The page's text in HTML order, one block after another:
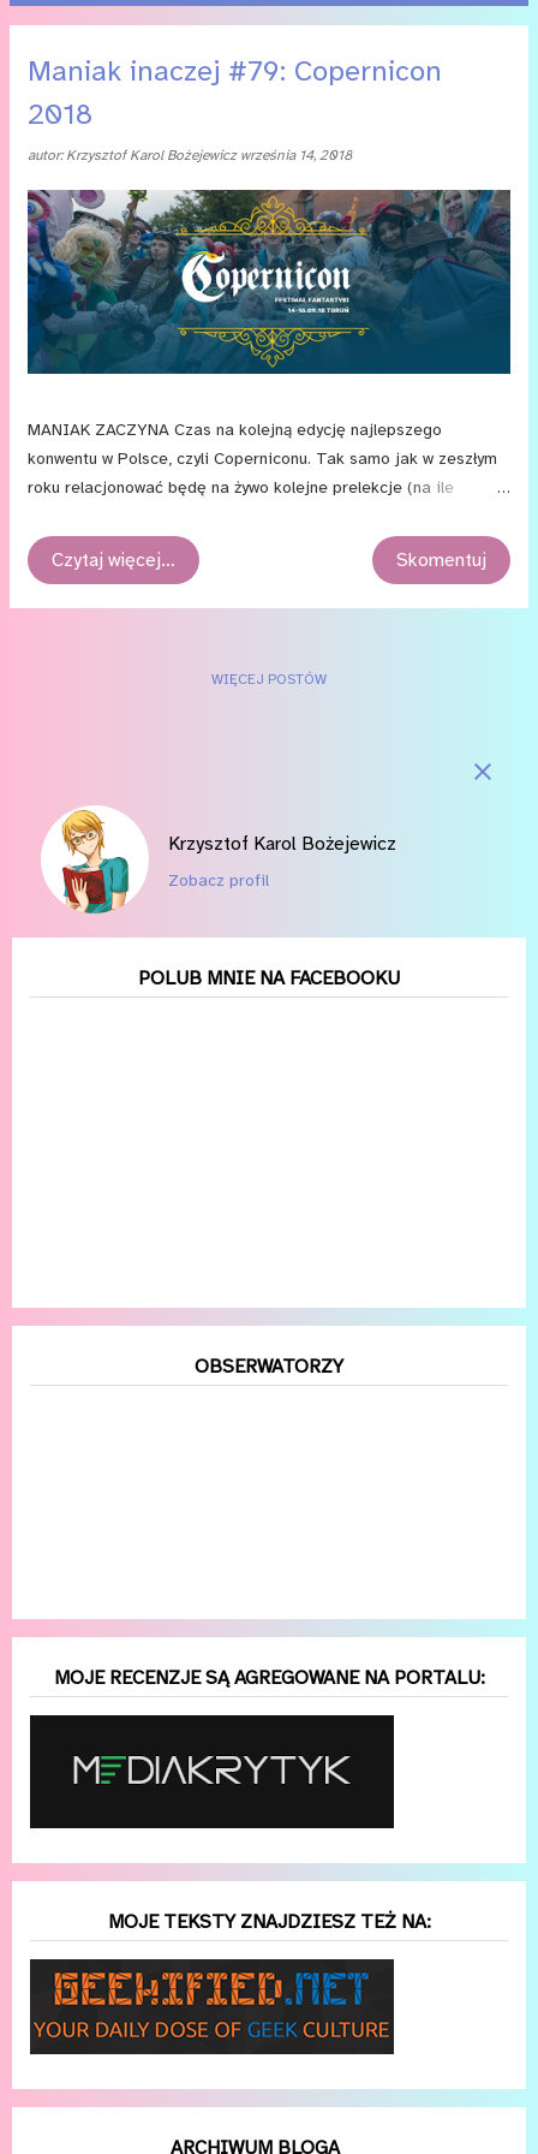
Maniak inaczej #79: Copernicon
2018
autor:Krzysztof Karol Bożejewicz września 14, 2018
MANIAK ZACZYNA Czas na kolejną edycję najlepszego
konwentu w Polsce, czyli Coperniconu. Tak samo jak w zeszłym
roku relacjonować będę na żywo kolejne prelekcje (na ile
się także część tekstem ciągłym dla osób będących w opozycji
do tl;dr ( too short, want more? ).
Czytaj więcej… Skomentuj
WIĘCEJ POSTÓW
Krzysztof Karol Bożejewicz
Zobacz profil
POLUB MNIE NA FACEBOOKU
OBSERWATORZY
MOJE RECENZJE SĄ AGREGOWANE NA PORTALU:
MOJE TEKSTY ZNAJDZIESZ TEŻ NA:
ARCHIWUM BLOGA